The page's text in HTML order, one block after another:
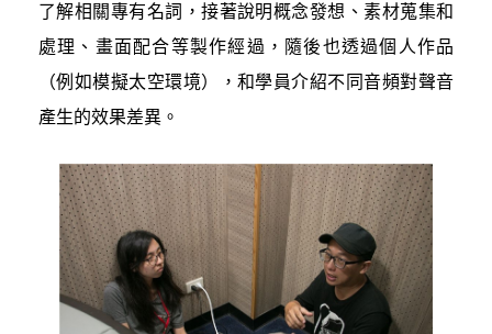
了解相關專有名詞，接著說明概念發想、素材蒐集和
處理、畫面配合等製作經過，隨後也透過個人作品
（例如模擬太空環境），和學員介紹不同音頻對聲音
產生的效果差異。